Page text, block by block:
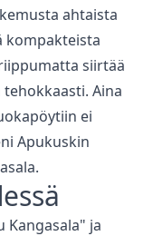
ahtaista
kompakteista
siirtää
Aina
ei
Apukuskin
.
Kangasala" ja